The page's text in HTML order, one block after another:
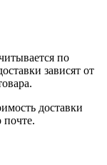
по
зависят от
доставки
почте.